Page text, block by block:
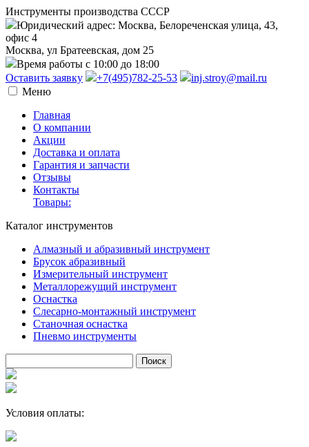
Инструменты производства СССР
Юридический адрес: Москва, Белореченская улица, 43,
офис 4
Москва, ул Братеевская, дом 25
Время работы с 10:00 до 18:00
Оставить заявку
+7(495)782-25-53
inj.stroy@mail.ru
Меню
Главная
О компании
Акции
Доставка и оплата
Гарантия и запчасти
Отзывы
Контакты
Товары:
Каталог инструментов
Алмазный и абразивный инструмент
Брусок абразивный
Измерительный инструмент
Металлорежущий инструмент
Оснастка
Слесарно-монтажный инструмент
Станочная оснастка
Пневмо инструменты
Условия оплаты: